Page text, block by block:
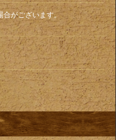
合がございます。